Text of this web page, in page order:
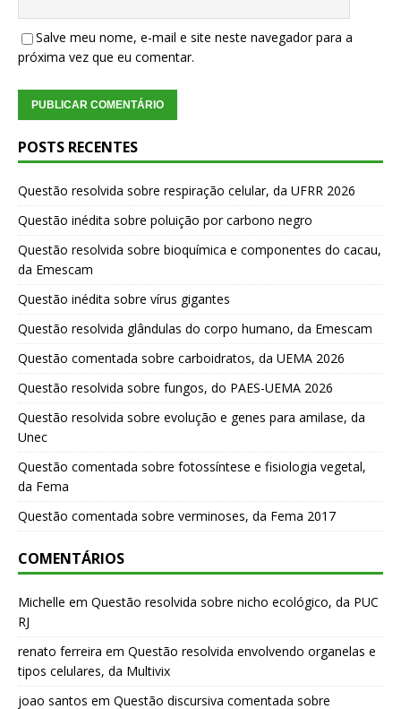
Salve meu nome, e-mail e site neste navegador para a
próxima vez que eu comentar.
POSTS RECENTES
Questão resolvida sobre respiração celular, da UFRR 2026
Questão inédita sobre poluição por carbono negro
Questão resolvida sobre bioquímica e componentes do cacau,
da Emescam
Questão inédita sobre vírus gigantes
Questão resolvida glândulas do corpo humano, da Emescam
Questão comentada sobre carboidratos, da UEMA 2026
Questão resolvida sobre fungos, do PAES-UEMA 2026
Questão resolvida sobre evolução e genes para amilase, da
Unec
Questão comentada sobre fotossíntese e fisiologia vegetal,
da Fema
Questão comentada sobre verminoses, da Fema 2017
COMENTÁRIOS
Michelle em Questão resolvida sobre nicho ecológico, da PUC
RJ
renato ferreira em Questão resolvida envolvendo organelas e
tipos celulares, da Multivix
joao santos em Questão discursiva comentada sobre